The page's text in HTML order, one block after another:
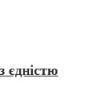
єдністю